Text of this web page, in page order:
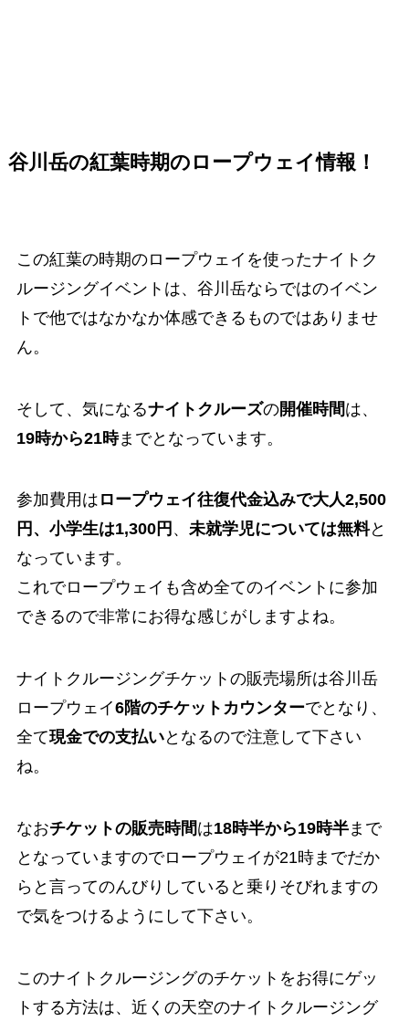
谷川岳の紅葉時期のロープウェイ情報！
この紅葉の時期のロープウェイを使ったナイトク
ルージングイベントは、谷川岳ならではのイベン
トで他ではなかなか体感できるものではありませ
ん。
そして、気になるナイトクルーズの開催時間は、
19時から21時までとなっています。
参加費用は ロープウェイ往復代金込みで大人2,500
円、小学生は1,300円 、 未就学児については無料と
なっています。
これでロープウェイも含め全てのイベントに参加
できるので非常にお得な感じがしますよね。
ナイトクルージングチケットの販売場所は谷川岳
ロープウェイ6階のチケットカウンターでとなり、
全て現金での支払いとなるので注意して下さい
ね。
なおチケットの販売時間は18時半から19時半まで
となっていますのでロープウェイが21時までだか
らと言ってのんびりしていると乗りそびれますの
で気をつけるようにして下さい。
このナイトクルージングのチケットをお得にゲッ
トする方法は、近くの天空のナイトクルージング